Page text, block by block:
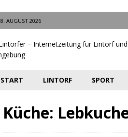
8. AUGUST 2026
START LINTORF SPORT
Küche: